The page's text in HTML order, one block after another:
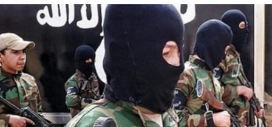
سياسة ناس
إقتصاد
منوعات رياضة
كأس العالم